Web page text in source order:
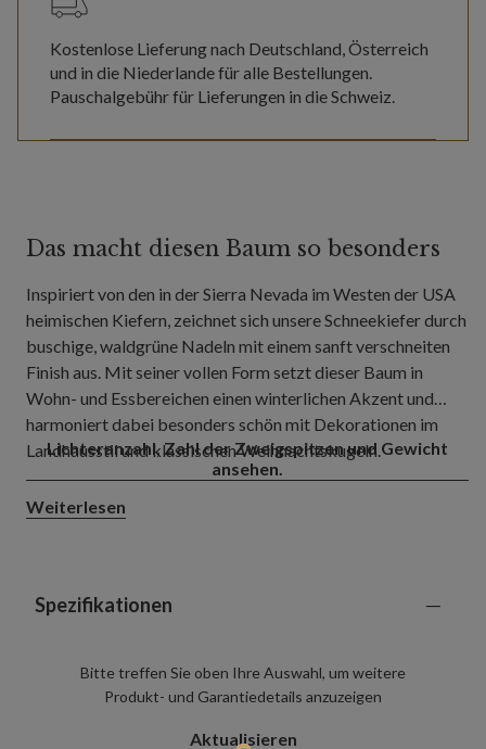
Kostenlose Lieferung nach Deutschland, Österreich
und in die Niederlande für alle Bestellungen.
Pauschalgebühr für Lieferungen in die Schweiz.
Das macht diesen Baum so besonders
Inspiriert von den in der Sierra Nevada im Westen der USA
heimischen Kiefern, zeichnet sich unsere Schneekiefer durch
buschige, waldgrüne Nadeln mit einem sanft verschneiten
Finish aus. Mit seiner vollen Form setzt dieser Baum in
Wohn- und Essbereichen einen winterlichen Akzent und
harmoniert dabei besonders schön mit Dekorationen im
Landhausstil und klassischen Weihnachtskugeln.
Lichteranzahl, Zahl der Zweigspitzen und Gewicht
ansehen.
Weiterlesen
Spezifikationen
Bitte treffen Sie oben Ihre Auswahl, um weitere
Produkt- und Garantiedetails anzuzeigen
Aktualisieren